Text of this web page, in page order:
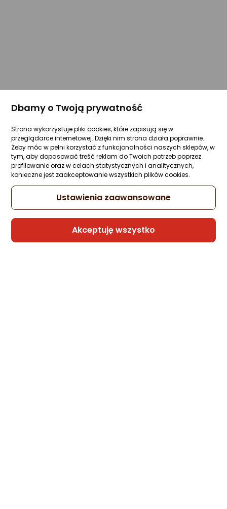
Dbamy o Twoją prywatność
Strona wykorzystuje pliki cookies, które zapisują się w
przeglądarce internetowej. Dzięki nim strona działa poprawnie.
Żeby móc w pełni korzystać z funkcjonalności naszych sklepów, w
tym, aby dopasować treść reklam do Twoich potrzeb poprzez
profilowanie oraz w celach statystycznych i analitycznych,
konieczne jest zaakceptowanie wszystkich plików cookies.
Ustawienia zaawansowane
Akceptuję wszystko